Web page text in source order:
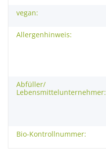
vegan:
Allergenhinweis:
Abfüller/
Lebensmittelunternehmer:
Bio-Kontrollnummer: